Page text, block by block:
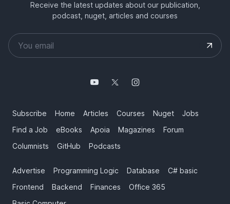
Receive the latest updates about our publication,
podcast, nuget, articles and courses
Subscribe Home Articles Courses Nuget
Jobs
Find a Job
eBooks Apoia Magazines
Forum
Columnists
GitHub Podcasts
Advertise Programming Logic Database
C# basic
Frontend
Backend Finances
Office 365